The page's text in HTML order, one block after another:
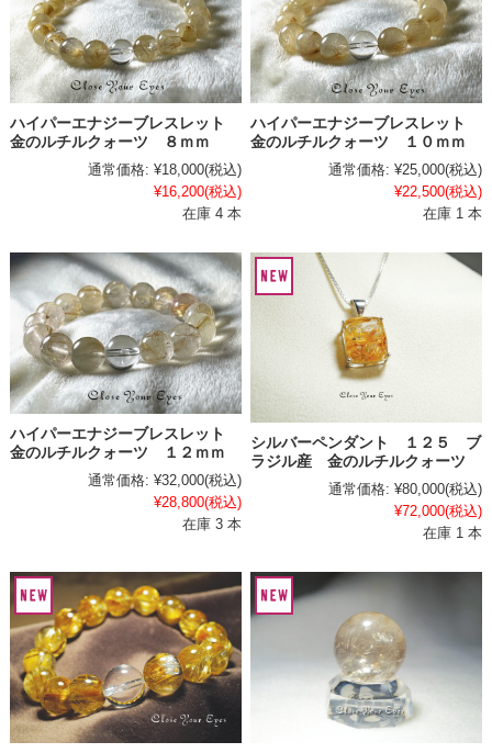
ハイパーエナジーブレスレット
金のルチルクォーツ ８ｍｍ
通常価格: ¥18,000(税込)
¥16,200(税込)
在庫 4 本
ハイパーエナジーブレスレット
金のルチルクォーツ １０ｍｍ
通常価格: ¥25,000(税込)
¥22,500(税込)
在庫 1 本
ハイパーエナジーブレスレット
金のルチルクォーツ １２ｍｍ
通常価格: ¥32,000(税込)
¥28,800(税込)
在庫 3 本
シルバーペンダント １２５ ブ
ラジル産 金のルチルクォーツ
通常価格: ¥80,000(税込)
¥72,000(税込)
在庫 1 本